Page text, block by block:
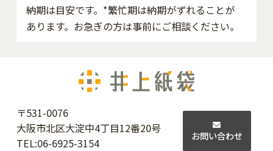
納期は目安です。*繁忙期は納期がずれることが
あります。お急ぎの方は事前にご相談ください。
〒531-0076
大阪市北区大淀中4丁目12番20号
TEL:06-6925-3154
お問い合わせ